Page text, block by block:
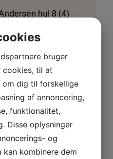
hul 8 (4)
Ballisager hul 11 (2)
Secher hul 2 (2)
Andersen hul 12 (6)
Pedersen hul 12 (3)
Secher hul 8 (1)
Andersen hul 11 (6)
bruger
cookies, til at
om dig til forskellige
af annoncering,
funktionalitet,
Disse oplysninger
og
kan kombinere dem